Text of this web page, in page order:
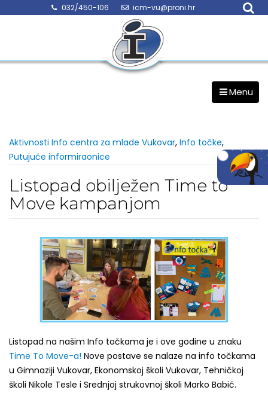
032/450-106 icm-vu@proni.hr
Menu
Aktivnosti Info centra za mlade Vukovar, Info točke,
Putujuće informiraonice
Listopad obilježen Time to
Move kampanjom
Listopad na našim Info točkama je i ove godine u znaku
Time To Move-a! Nove postave se nalaze na info točkama
u Gimnaziji Vukovar, Ekonomskoj školi Vukovar, Tehničkoj
školi Nikole Tesle i Srednjoj strukovnoj školi Marko Babić.